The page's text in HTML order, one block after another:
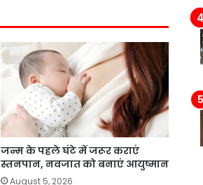
जन्म के पहले घंटे में जरूर कराएं
स्तनपान, नवजात को बनाएं आयुष्मान
August 5, 2026